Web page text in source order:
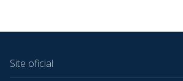
Site oficial